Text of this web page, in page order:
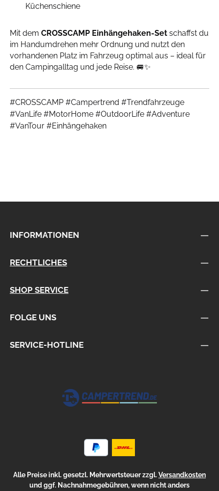
Küchenschiene
Mit dem CROSSCAMP Einhängehaken-Set schaffst du
im Handumdrehen mehr Ordnung und nutzt den
vorhandenen Platz im Fahrzeug optimal aus – ideal für
den Campingalltag und jede Reise. 🚐✨
#CROSSCAMP #Campertrend #Trendfahrzeuge
#VanLife #MotorHome #OutdoorLife #Adventure
#VanTour #Einhängehaken
INFORMATIONEN
RECHTLICHES
SHOP SERVICE
FOLGE UNS
SERVICE-HOTLINE
Alle Preise inkl. gesetzl. Mehrwertsteuer zzgl.Versandkosten
und ggf. Nachnahmegebühren, wenn nicht anders